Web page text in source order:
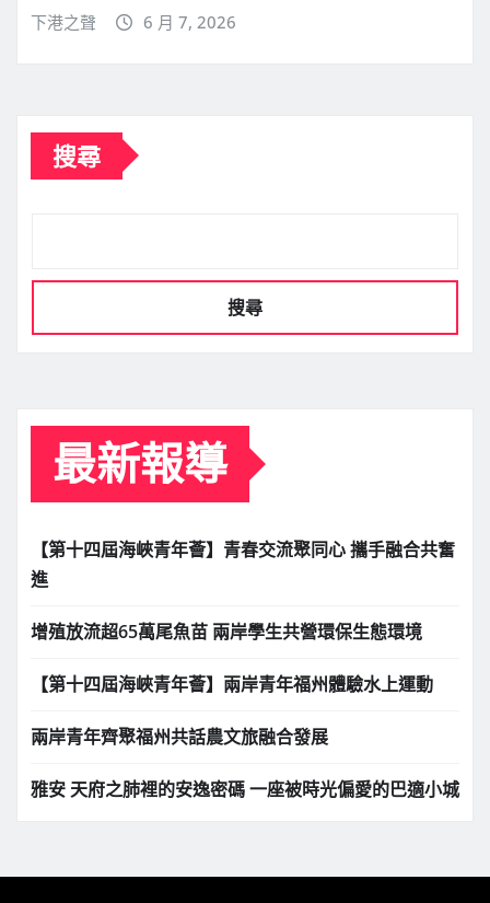
下港之聲 6 月 7, 2026
搜尋
搜尋
最新報導
【第十四屆海峽青年薈】青春交流聚同心 攜手融合共奮
進
增殖放流超65萬尾魚苗 兩岸學生共營環保生態環境
【第十四屆海峽青年薈】兩岸青年福州體驗水上運動
兩岸青年齊聚福州共話農文旅融合發展
雅安 天府之肺裡的安逸密碼 一座被時光偏愛的巴適小城